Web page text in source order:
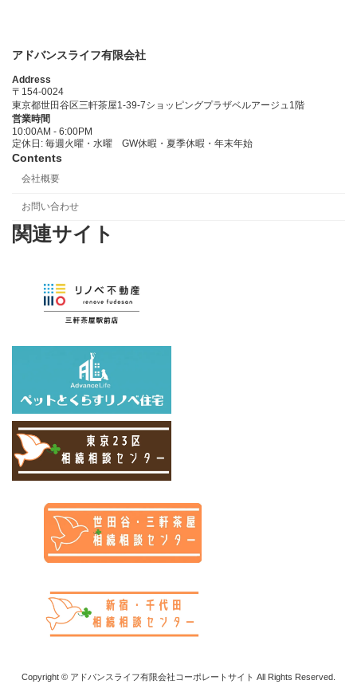
アドバンスライフ有限会社
Address
〒154-0024
東京都世田谷区三軒茶屋1-39-7ショッピングプラザベルアージュ1階
営業時間
10:00AM - 6:00PM
定休日: 毎週火曜・水曜 GW休暇・夏季休暇・年末年始
Contents
会社概要
お問い合わせ
関連サイト
Copyright © アドバンスライフ有限会社コーポレートサイト All Rights Reserved.